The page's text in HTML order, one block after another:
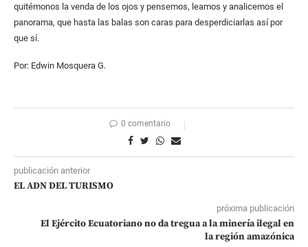
quitémonos la venda de los ojos y pensemos, leamos y analicemos el
panorama, que hasta las balas son caras para desperdiciarlas así por
que sí.
Por: Edwin Mosquera G.
0 comentario
publicación anterior
EL ADN DEL TURISMO
próxima publicación
El Ejército Ecuatoriano no da tregua a la minería ilegal en
la región amazónica